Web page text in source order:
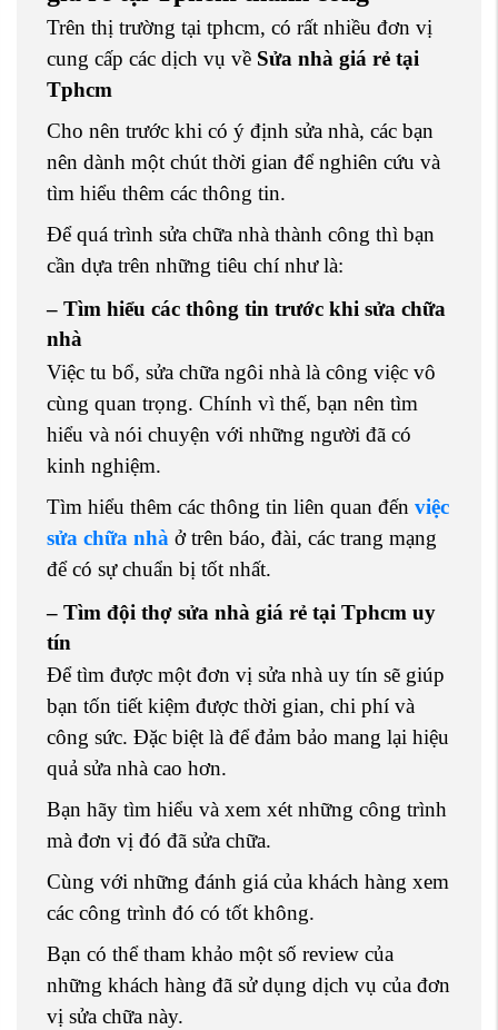
Trên thị trường tại tphcm, có rất nhiều đơn vị
cung cấp các dịch vụ về Sửa nhà giá rẻ tại
Tphcm
Cho nên trước khi có ý định sửa nhà, các bạn
nên dành một chút thời gian để nghiên cứu và
tìm hiểu thêm các thông tin.
Để quá trình sửa chữa nhà thành công thì bạn
cần dựa trên những tiêu chí như là:
– Tìm hiểu các thông tin trước khi sửa chữa
nhà
Việc tu bổ, sửa chữa ngôi nhà là công việc vô
cùng quan trọng. Chính vì thế, bạn nên tìm
hiểu và nói chuyện với những người đã có
kinh nghiệm.
Tìm hiểu thêm các thông tin liên quan đến việc
sửa chữa nhà ở trên báo, đài, các trang mạng
để có sự chuẩn bị tốt nhất.
– Tìm đội thợ sửa nhà giá rẻ tại Tphcm uy
tín
Để tìm được một đơn vị sửa nhà uy tín sẽ giúp
bạn tốn tiết kiệm được thời gian, chi phí và
công sức. Đặc biệt là để đảm bảo mang lại hiệu
quả sửa nhà cao hơn.
Bạn hãy tìm hiểu và xem xét những công trình
mà đơn vị đó đã sửa chữa.
Cùng với những đánh giá của khách hàng xem
các công trình đó có tốt không.
Bạn có thể tham khảo một số review của
những khách hàng đã sử dụng dịch vụ của đơn
vị sửa chữa này.